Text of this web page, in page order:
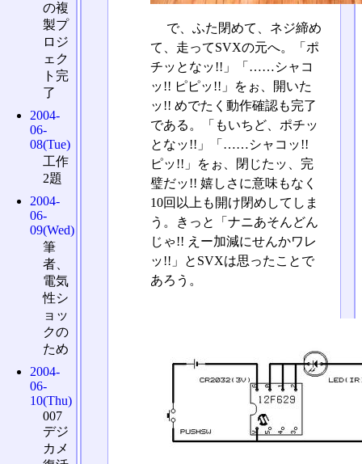
で、ふた閉めて、ネジ締め
て、走ってSVXの元へ。「ポ
チッとなッ!!」「……シャコ
ッ!! ピピッ!!」をぉ、開いた
ッ!! めでたく動作確認も完了
である。「もいちど、ポチッ
となッ!!」「……シャコッ!!
ピッ!!」をぉ、閉じたッ、完
璧だッ!! 嬉しさに意味もなく
10回以上も開け閉めしてしま
う。きっと「ナニあそんどん
じゃ!! えー加減にせんかワレ
ッ!!」とSVXは思ったことで
あろう。
の複
製プ
ロジ
ェク
ト完
了
2004-
06-
08(Tue)
工作
2題
2004-
06-
09(Wed)
筆
者、
電気
性シ
ョッ
クの
ため
2004-
06-
10(Thu)
007
デジ
カメ